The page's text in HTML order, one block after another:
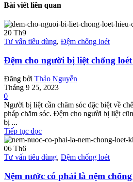
Bài viết liên quan
20 Th9
Tư vấn tiêu dùng, Đệm chống loét
Đệm cho người bị liệt chống
Đăng bởi Thảo Nguyễn
Tháng 9 25, 2023
0
Người bị liệt cần chăm sóc đặc biệt về
pháp chăm sóc. Đệm cho người bị liệt
bị ...
Tiếp tục đọc
06 Th6
Tư vấn tiêu dùng, Đệm chống loét
Nệm nước có phải là nệm